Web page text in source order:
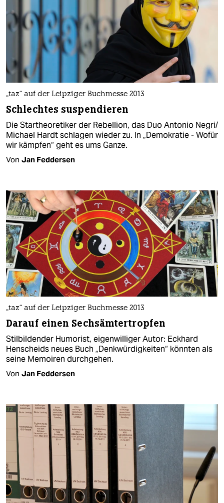
„taz“ auf der Leipziger Buchmesse 2013
Schlechtes suspendieren
Die Startheoretiker der Rebellion, das Duo Antonio Negri/
Michael Hardt schlagen wieder zu. In „Demokratie - Wofür
wir kämpfen“ geht es ums Ganze.
Von Jan Feddersen
„taz“ auf der Leipziger Buchmesse 2013
Darauf einen Sechsämtertropfen
Stilbildender Humorist, eigenwilliger Autor: Eckhard
Henscheids neues Buch „Denkwürdigkeiten“ könnten als
seine Memoiren durchgehen.
Von Jan Feddersen